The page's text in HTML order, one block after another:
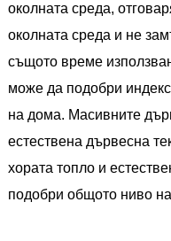
околната среда,
околната среда и не
същото време
може да подобри
на дома. Масивните
естествена дървесна
хората топло и
подобри общото ниво